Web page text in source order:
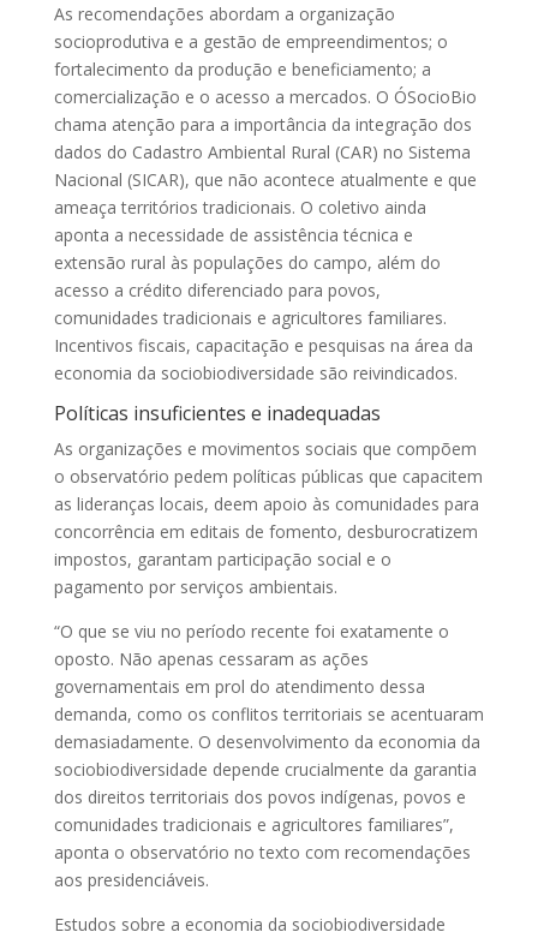
As recomendações abordam a organização
socioprodutiva e a gestão de empreendimentos; o
fortalecimento da produção e beneficiamento; a
comercialização e o acesso a mercados. O ÓSocioBio
chama atenção para a importância da integração dos
dados do Cadastro Ambiental Rural (CAR) no Sistema
Nacional (SICAR), que não acontece atualmente e que
ameaça territórios tradicionais. O coletivo ainda
aponta a necessidade de assistência técnica e
extensão rural às populações do campo, além do
acesso a crédito diferenciado para povos,
comunidades tradicionais e agricultores familiares.
Incentivos fiscais, capacitação e pesquisas na área da
economia da sociobiodiversidade são reivindicados.
Políticas insuficientes e inadequadas
As organizações e movimentos sociais que compõem
o observatório pedem políticas públicas que capacitem
as lideranças locais, deem apoio às comunidades para
concorrência em editais de fomento, desburocratizem
impostos, garantam participação social e o
pagamento por serviços ambientais.
“O que se viu no período recente foi exatamente o
oposto. Não apenas cessaram as ações
governamentais em prol do atendimento dessa
demanda, como os conflitos territoriais se acentuaram
demasiadamente. O desenvolvimento da economia da
sociobiodiversidade depende crucialmente da garantia
dos direitos territoriais dos povos indígenas, povos e
comunidades tradicionais e agricultores familiares”,
aponta o observatório no texto com recomendações
aos presidenciáveis.
Estudos sobre a economia da sociobiodiversidade